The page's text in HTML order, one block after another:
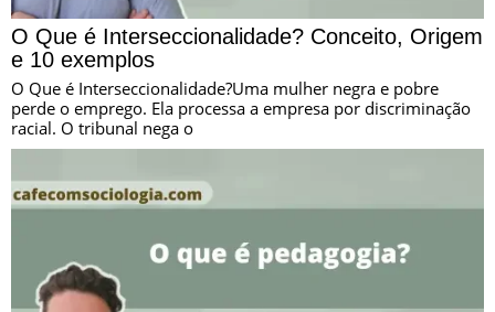
O Que é Interseccionalidade? Conceito, Origem
e 10 exemplos
O Que é Interseccionalidade?Uma mulher negra e pobre
perde o emprego. Ela processa a empresa por discriminação
racial. O tribunal nega o